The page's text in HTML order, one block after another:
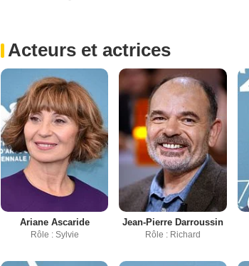
Acteurs et actrices
Ariane Ascaride
Rôle : Sylvie
Jean-Pierre Darroussin
Rôle : Richard